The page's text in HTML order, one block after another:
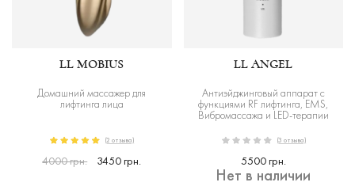
LL MOBIUS
Домашний массажер для
лифтинга лица
(2 отзыва)
4000 грн. 3450 грн.
LL ANGEL
Антиэйджинговый аппарат с
функциями RF лифтинга, EMS,
Вибромассажа и LED-терапии
(3 отзыва)
5500 грн.
Нет в наличии